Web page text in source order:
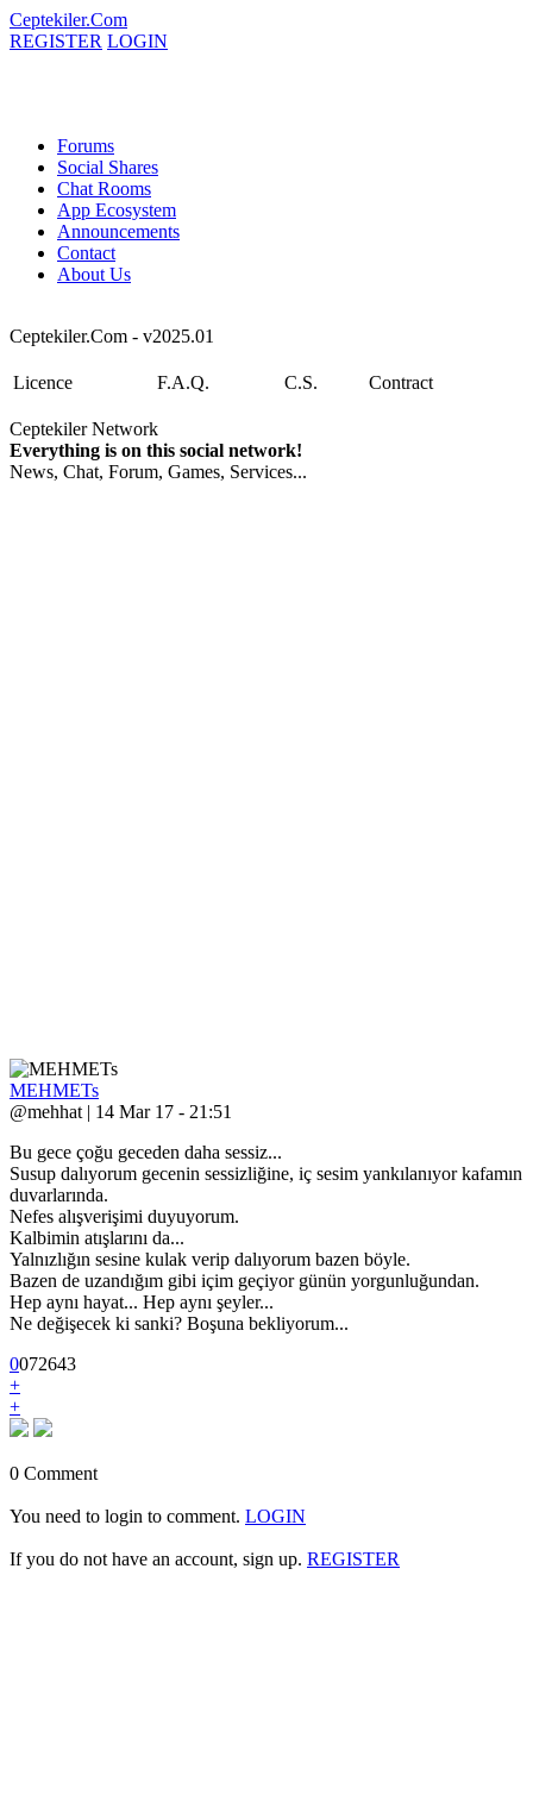
Ceptekiler.Com
REGISTER LOGIN
Forums
Social Shares
Chat Rooms
App Ecosystem
Announcements
Contact
About Us
Ceptekiler.Com - v2025.01
Licence F.A.Q. C.S. Contract
Ceptekiler Network
Everything is on this social network!
News, Chat, Forum, Games, Services...
MEHMETs
@mehhat | 14 Mar 17 - 21:51
Bu gece çoğu geceden daha sessiz...
Susup dalıyorum gecenin sessizliğine, iç sesim yankılanıyor kafamın
duvarlarında.
Nefes alışverişimi duyuyorum.
Kalbimin atışlarını da...
Yalnızlığın sesine kulak verip dalıyorum bazen böyle.
Bazen de uzandığım gibi içim geçiyor günün yorgunluğundan.
Hep aynı hayat... Hep aynı şeyler...
Ne değişecek ki sanki? Boşuna bekliyorum...
0072643
+
+
0 Comment
You need to login to comment. LOGIN
If you do not have an account, sign up. REGISTER